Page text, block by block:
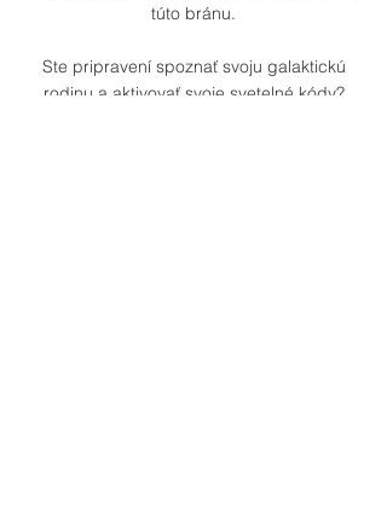
túto bránu.
Ste pripravení spoznať svoju galaktickú
rodinu a aktivovať svoje svetelné kódy?